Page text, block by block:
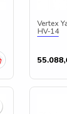
Vertex
HV-14